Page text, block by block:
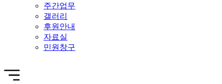
주간업무
갤러리
후원안내
자료실
민원창구